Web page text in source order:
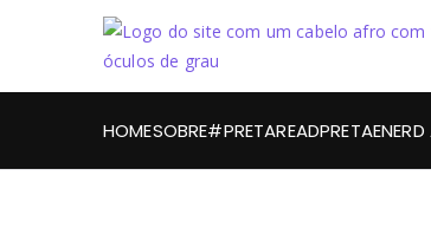
HOMESOBRE#PRETAREAD